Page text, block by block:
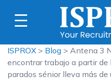
ISPROX > Blog > Antena 3
encontrar trabajo a partir de
parados sénior lleva más